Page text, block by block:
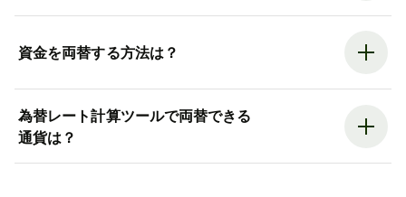
資金を両替する方法は？
為替レート計算ツールで両替できる
通貨は？